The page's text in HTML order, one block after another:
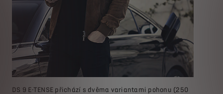
DS 9 E-TENSE přichází s dvěma variantami pohonu (250